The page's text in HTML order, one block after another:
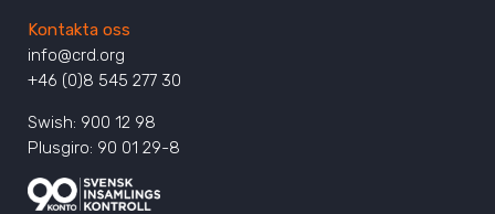
Kontakta oss
info@crd.org
+46 (0)8 545 277 30
Swish: 900 12 98
Plusgiro: 90 01 29-8